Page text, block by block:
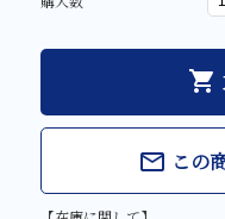
shopping_cart
mail_outline この